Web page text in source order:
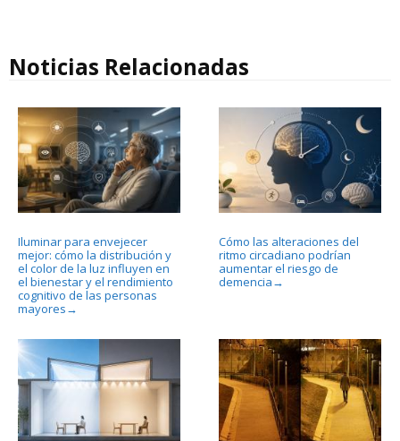
Noticias Relacionadas
Iluminar para envejecer
mejor: cómo la distribución y
el color de la luz influyen en
el bienestar y el rendimiento
cognitivo de las personas
mayores →
Cómo las alteraciones del
ritmo circadiano podrían
aumentar el riesgo de
demencia →